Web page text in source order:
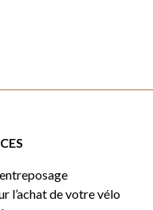
l’achat de votre vélo